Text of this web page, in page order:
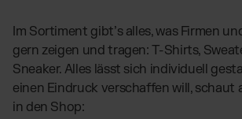
Im Sortiment gibt’s alles, was Firmen
gern zeigen und tragen: T-Shirts,
Sneaker. Alles lässt sich individuell
einen Eindruck verschaffen will, schaut
in den Shop: